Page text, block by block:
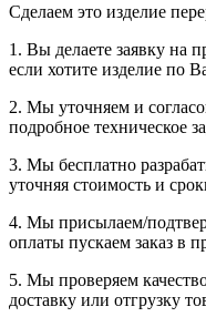
Сделаем это изделие
1. Вы делаете заявку на
если хотите изделие по
2. Мы уточняем и
подробное техническое
3. Мы бесплатно
уточняя стоимость и
4. Мы присылаем/
оплаты пускаем заказ в
5. Мы проверяем
доставку или отгрузку